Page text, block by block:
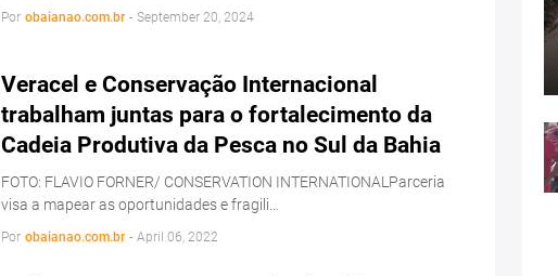
Por obaianao.com.br - September 20, 2024
Veracel e Conservação Internacional
trabalham juntas para o fortalecimento da
Cadeia Produtiva da Pesca no Sul da Bahia
FOTO: FLAVIO FORNER/ CONSERVATION INTERNATIONALParceria
visa a mapear as oportunidades e fragili…
Por obaianao.com.br - April 06, 2022